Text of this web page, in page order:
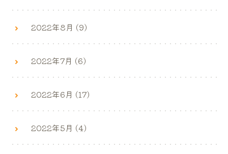
2022年8月 (9)
2022年7月 (6)
2022年6月 (17)
2022年5月 (4)